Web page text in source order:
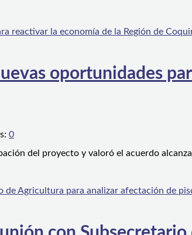
oportunidades
0
del proyecto y valoró el acuerdo